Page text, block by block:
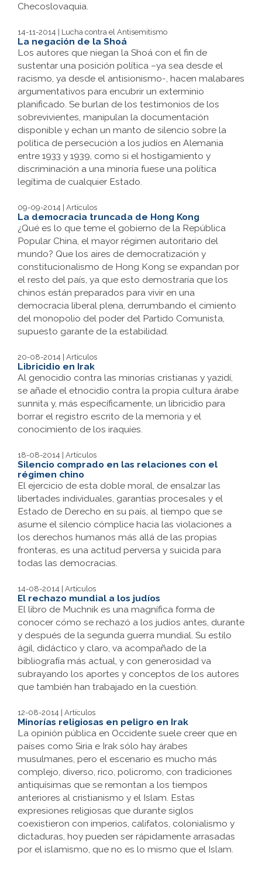
Checoslovaquia.
14-11-2014 | Lucha contra el Antisemitismo
La negación de la Shoá
Los autores que niegan la Shoá con el fin de
sustentar una posición política –ya sea desde el
racismo, ya desde el antisionismo-, hacen malabares
argumentativos para encubrir un exterminio
planificado. Se burlan de los testimonios de los
sobrevivientes, manipulan la documentación
disponible y echan un manto de silencio sobre la
política de persecución a los judíos en Alemania
entre 1933 y 1939, como si el hostigamiento y
discriminación a una minoría fuese una política
legítima de cualquier Estado.
09-09-2014 | Artículos
La democracia truncada de Hong Kong
¿Qué es lo que teme el gobierno de la República
Popular China, el mayor régimen autoritario del
mundo? Que los aires de democratización y
constitucionalismo de Hong Kong se expandan por
el resto del país, ya que esto demostraría que los
chinos están preparados para vivir en una
democracia liberal plena, derrumbando el cimiento
del monopolio del poder del Partido Comunista,
supuesto garante de la estabilidad.
20-08-2014 | Artículos
Libricidio en Irak
Al genocidio contra las minorías cristianas y yazidí,
se añade el etnocidio contra la propia cultura árabe
sunnita y, más específicamente, un libricidio para
borrar el registro escrito de la memoria y el
conocimiento de los iraquíes.
18-08-2014 | Artículos
Silencio comprado en las relaciones con el
régimen chino
El ejercicio de esta doble moral, de ensalzar las
libertades individuales, garantías procesales y el
Estado de Derecho en su país, al tiempo que se
asume el silencio cómplice hacia las violaciones a
los derechos humanos más allá de las propias
fronteras, es una actitud perversa y suicida para
todas las democracias.
14-08-2014 | Artículos
El rechazo mundial a los judíos
El libro de Muchnik es una magnífica forma de
conocer cómo se rechazó a los judíos antes, durante
y después de la segunda guerra mundial. Su estilo
ágil, didáctico y claro, va acompañado de la
bibliografía más actual, y con generosidad va
subrayando los aportes y conceptos de los autores
que también han trabajado en la cuestión.
12-08-2014 | Artículos
Minorías religiosas en peligro en Irak
La opinión pública en Occidente suele creer que en
países como Siria e Irak sólo hay árabes
musulmanes, pero el escenario es mucho más
complejo, diverso, rico, policromo, con tradiciones
antiquísimas que se remontan a los tiempos
anteriores al cristianismo y el Islam. Estas
expresiones religiosas que durante siglos
coexistieron con imperios, califatos, colonialismo y
dictaduras, hoy pueden ser rápidamente arrasadas
por el islamismo, que no es lo mismo que el Islam.